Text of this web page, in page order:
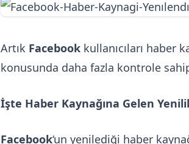
Artık Facebook kullanıcıları haber
konusunda daha fazla kontrole
İşte Haber Kaynağına Gelen
Facebook‘un yenilediği haber